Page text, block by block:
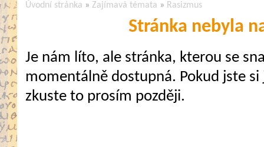
Úvodní stránka »Zajímavá témata » Rasizmus
Stránka nebyla
Je nám líto, ale stránka, kterou se
momentálně dostupná. Pokud jste
zkuste to prosím později.